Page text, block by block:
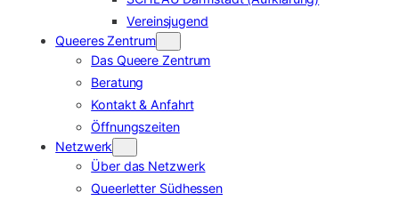
Vereinsjugend
Queeres Zentrum
Das Queere Zentrum
Beratung
Kontakt & Anfahrt
Öffnungszeiten
Netzwerk
Über das Netzwerk
Queerletter Südhessen